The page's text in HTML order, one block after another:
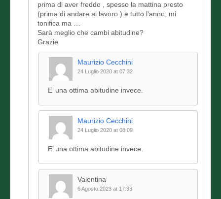
prima di aver freddo , spesso la mattina presto
(prima di andare al lavoro ) e tutto l’anno, mi
tonifica ma …
Sarà meglio che cambi abitudine?
Grazie
Maurizio Cecchini
24 Luglio 2020 at 07:32
E’ una ottima abitudine invece.
Maurizio Cecchini
24 Luglio 2020 at 08:09
E’ una ottima abitudine invece.
Valentina
6 Agosto 2023 at 17:33